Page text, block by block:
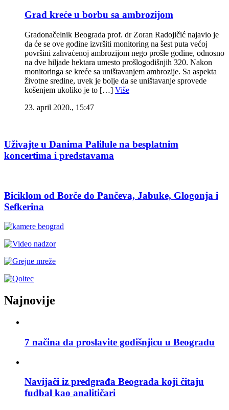
Grad kreće u borbu sa ambrozijom
Gradonačelnik Beograda prof. dr Zoran Radojičić najavio je
da će se ove godine izvršiti monitoring na šest puta većoj
površini zahvaćenoj ambrozijom nego prošle godine, odnosno
na dve hiljade hektara umesto prošlogodišnjih 320. Nakon
monitoringa se kreće sa uništavanjem ambrozije. Sa aspekta
životne sredine, uvek je bolje da se uništavanje sprovede
košenjem ukoliko je to […] Više
23. april 2020., 15:47
Uživajte u Danima Palilule na besplatnim
koncertima i predstavama
Biciklom od Borče do Pančeva, Jabuke, Glogonja i
Sefkerina
Najnovije
7 načina da proslavite godišnjicu u Beogradu
Navijači iz predgrađa Beograda koji čitaju
fudbal kao analitičari